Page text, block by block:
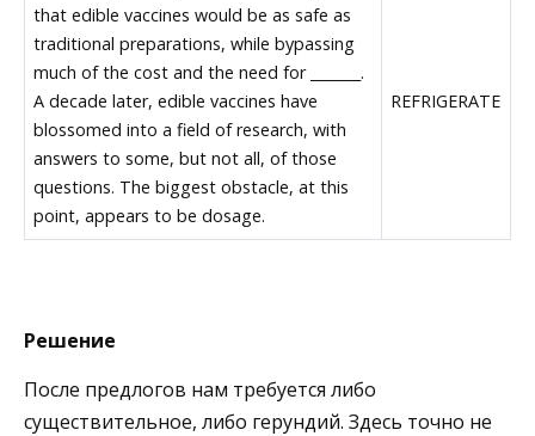
that edible vaccines would be as safe as
traditional preparations, while bypassing
much of the cost and the need for _______.
A decade later, edible vaccines have
blossomed into a field of research, with
answers to some, but not all, of those
questions. The biggest obstacle, at this
point, appears to be dosage.
REFRIGERATE
Решение
После предлогов нам требуется либо
существительное, либо герундий. Здесь точно не